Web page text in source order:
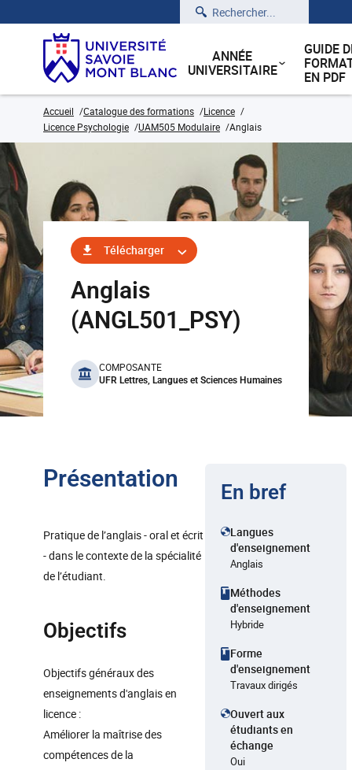
Rechercher
ANNÉE
UNIVERSITAIRE
GUIDE
EN PDF
Accueil Catalogue des formations
Licence
Licence Psychologie
UAM505 Modulaire Anglais
Télécharger
Anglais
(ANGL501_PSY)
benefits
COMPOSANTE
UFR Lettres, Langues et Sciences Humaines
Présentation
Pratique de l’anglais - oral et écrit
- dans le contexte de la spécialité
de l’étudiant.
Objectifs
Objectifs généraux des
enseignements d'anglais en
licence :
Améliorer la maîtrise des
compétences de la
En bref
Langues
d'enseignement
Anglais
Méthodes
d'enseignement
Hybride
Forme
d'enseignement
Travaux dirigés
Ouvert aux
étudiants en
échange
Oui